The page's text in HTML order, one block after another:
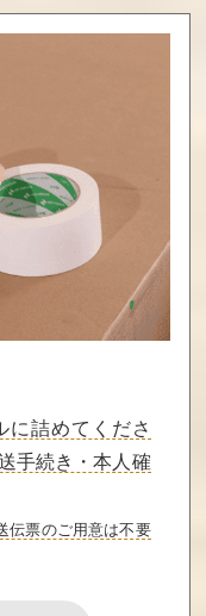
レイラ
買取価格
買取価格
に詰めてくださ
手続き・本人確
伝票のご用意は不要